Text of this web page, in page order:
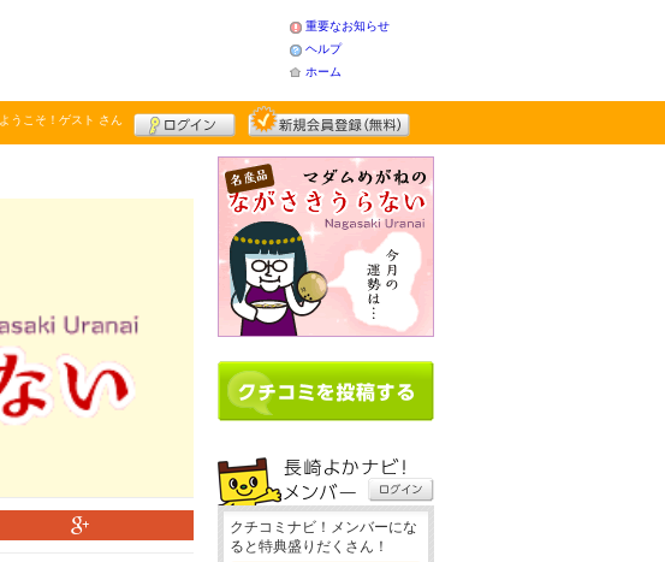
重要なお知らせ
ヘルプ
ホーム
ようこそ！ ゲスト さん
クチコミナビ！メンバーにな
ると特典盛りだくさん！